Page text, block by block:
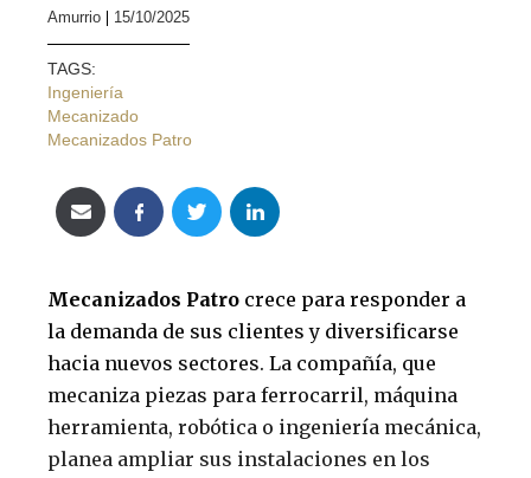
Amurrio 15/10/2025
TAGS:
Ingeniería
Mecanizado
Mecanizados Patro
Mecanizados Patro crece para responder a
la demanda de sus clientes y diversificarse
hacia nuevos sectores. La compañía, que
mecaniza piezas para ferrocarril, máquina
herramienta, robótica o ingeniería mecánica,
planea ampliar sus instalaciones en los